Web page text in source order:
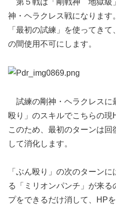
第５戦は「剛戦神 地獄級
神・ヘラクレス戦になりま
「最初の試練」を使ってき
の間使用不可にします。
試練の剛神・ヘラクレスに
殴り」のスキルでこちらの現
このため、最初のターンは
して消化します。
「ぶん殴り」の次のターン
る「ミリオンパンチ」が来
プをできるだけ消して、HP